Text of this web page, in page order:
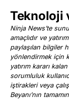
Teknoloji
Ninja News’te
amaçlıdır ve
paylaşılan bilgiler
yönlendirmek için
yatırım kararı
sorumluluk
iştirakleri veya
Beyanı’nın